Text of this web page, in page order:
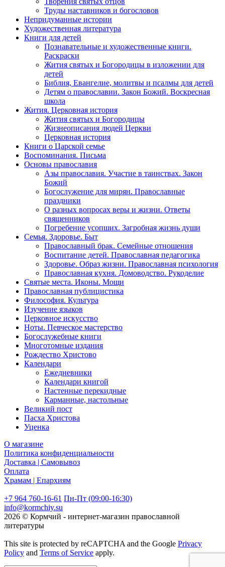
Труды наставников и богословов
Непридуманные истории
Художественная литература
Книги для детей
Познавательные и художественные книги.
Раскраски
Жития святых и Богородицы в изложении для
детей
Библия, Евангелие, молитвы и псалмы для детей
Детям о православии. Закон Божий. Воскресная
школа
Жития. Церковная история
Жития святых и Богородицы
Жизнеописания людей Церкви
Церковная история
Книги о Царской семье
Воспоминания. Письма
Основы православия
Азы православия. Участие в таинствах. Закон
Божий
Богослужение для мирян. Православные
праздники
О разных вопросах веры и жизни. Ответы
священников
Погребение усопших. Загробная жизнь души
Семья. Здоровье. Быт
Православный брак. Семейные отношения
Воспитание детей. Православная педагогика
Здоровье. Образ жизни. Православная психология
Православная кухня. Домоводство. Рукоделие
Святые места. Иконы. Мощи
Православная публицистика
Философия. Культура
Изучение языков
Церковное искусство
Ноты. Певческое мастерство
Богослужебные книги
Многотомные издания
Рождество Христово
Календари
Ежедневники
Календари книгой
Настенные перекидные
Карманные, настольные
Великий пост
Пасха Христова
Уценка
О магазине
Политика конфиденциальности
Доставка | Самовывоз
Оплата
Храмам | Епархиям
+7 964 760-16-61 Пн-Пт (09:00-16:30)
info@kormchiy.su
2026 © Кормчий - интернет-магазин православной
литературы
This site is protected by reCAPTCHA and the Google Privacy
Policy and Terms of Service apply.